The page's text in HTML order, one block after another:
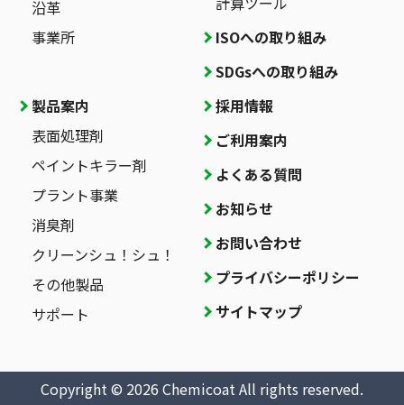
沿革
事業所
製品案内
表面処理剤
ペイントキラー剤
プラント事業
消臭剤
クリーンシュ！シュ！
その他製品
サポート
ISOへの取り組み
SDGsへの取り組み
採用情報
ご利用案内
よくある質問
お知らせ
お問い合わせ
プライバシーポリシー
サイトマップ
Copyright © 2026 Chemicoat All rights reserved.